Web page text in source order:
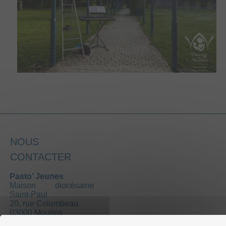
NOUS
CONTACTER
Pasto’ Jeunes
Maison diocésaine
Saint-Paul
20, rue Colombeau
03000 Moulins